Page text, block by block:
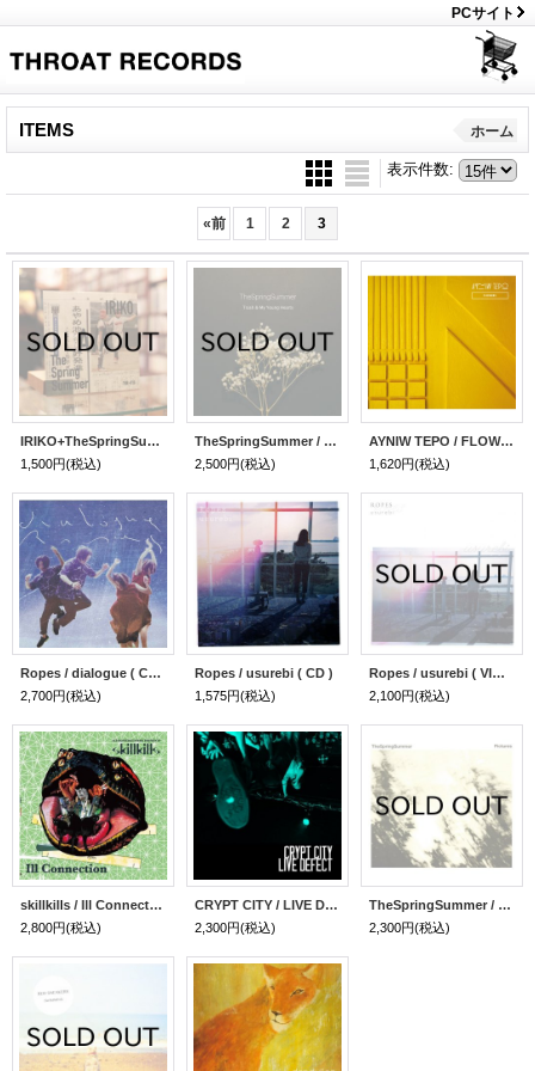
PCサイト
ITEMS ホーム
表示件数:
«前 1 2 3
IRIKO+TheSpringSummer / split 7" ( 7inch vinyl )
1,500円(税込)
TheSpringSummer / Trash & My Young Hearts ( CD )
2,500円(税込)
AYNIW TEPO / FLOWERS ( CD )
1,620円(税込)
Ropes / dialogue ( CD )
2,700円(税込)
Ropes / usurebi ( CD )
1,575円(税込)
Ropes / usurebi ( VINYL )
2,100円(税込)
skillkills / Ill Connection ( VINYL )
2,800円(税込)
CRYPT CITY / LIVE DEFECT ( CD )
2,300円(税込)
TheSpringSummer / Pictures ( CD )
2,300円(税込)